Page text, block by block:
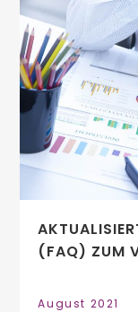
(FAQ) ZUM
August 2021